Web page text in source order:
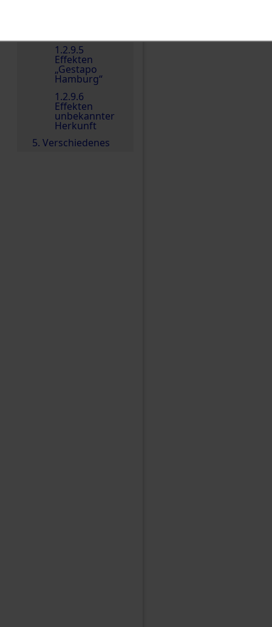
1.2.9.5
Effekten
„Gestapo
Hamburg“
1.2.9.6
Effekten
unbekannter
Herkunft
5. Verschiedenes